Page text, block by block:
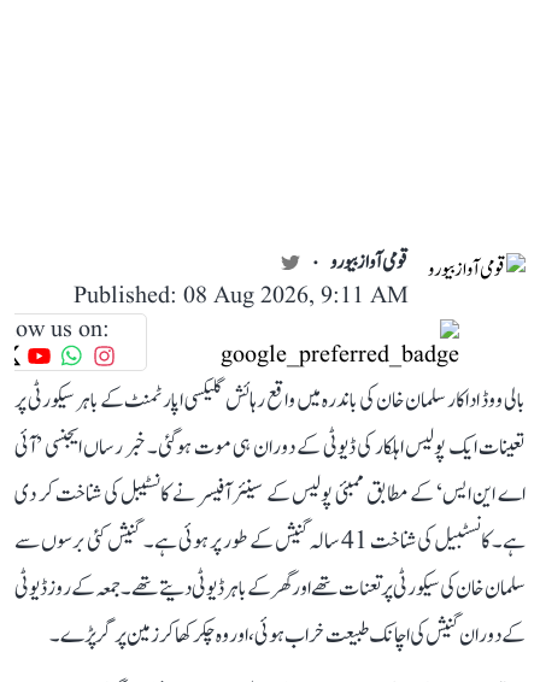
قومی آواز بیورو
Published: 08 Aug 2026, 9:11 AM
us on:
بالی ووڈ اداکار سلمان خان کی باندرہ میں واقع رہائش گلیکسی اپارٹمنٹ کے باہر سیکورٹی پر
تعینات ایک پولیس اہلکار کی ڈیوٹی کے دوران ہی موت ہوگئی۔ خبر رساں ایجنسی ’آئی
اے این ایس‘ کے مطابق ممبئی پولیس کے سینئر آفیسر نے کانسٹیبل کی شناخت کر دی
ہے۔ کانسٹبیل کی شناخت 41 سالہ گنیش کے طور پر ہوئی ہے۔ گنیش کئی برسوں سے
سلمان خان کی سیکورٹی پر تعنات تھے اور گھر کے باہر ڈیوٹی دیتے تھے۔ جمعہ کے روز ڈیوٹی
کے دوران گنیش کی اچانک طبیعت خراب ہوئی، اور وہ چکر کھا کر زمین پر گر پڑے۔